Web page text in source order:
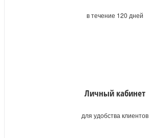
в течение 120 дней
Личный кабинет
для удобства клиентов